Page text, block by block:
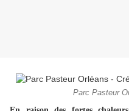
Parc Pasteur